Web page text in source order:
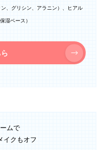
、グリシン、アラニン）、ヒアル
湿ベース）
ムで
イクもオフ